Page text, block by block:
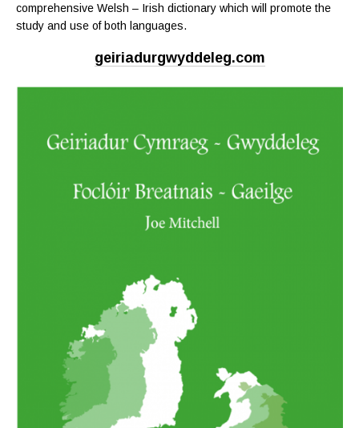
comprehensive Welsh – Irish dictionary which will promote the
study and use of both languages.
geiriadurgwyddeleg.com